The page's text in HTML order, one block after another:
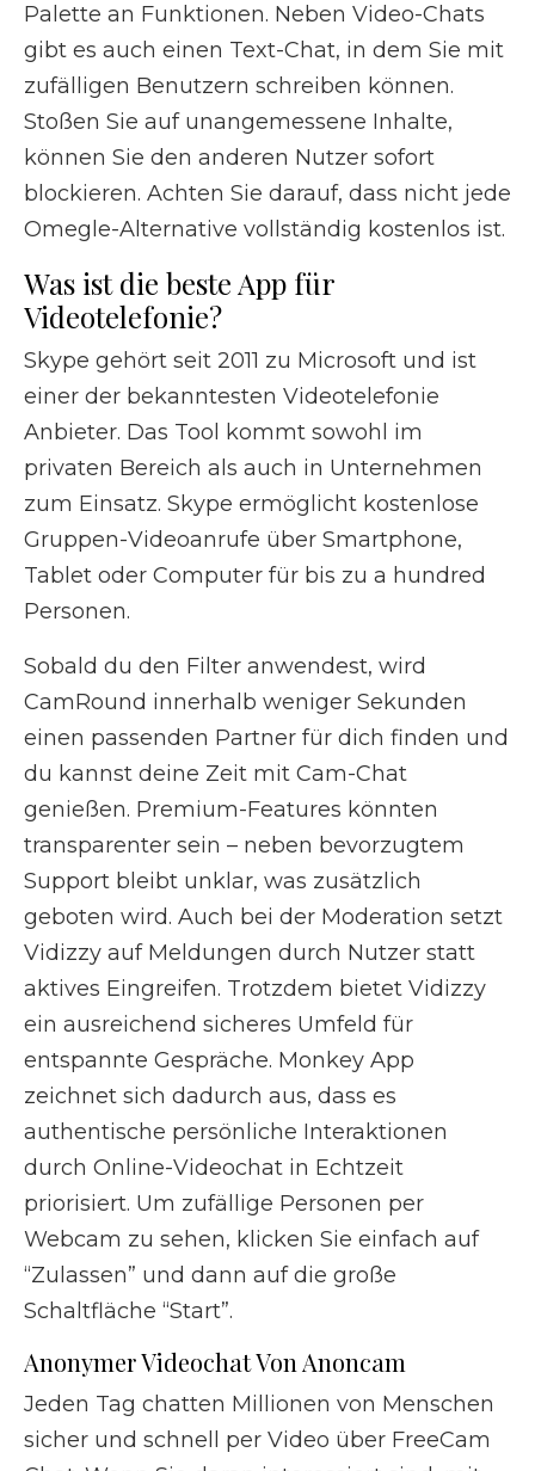
Palette an Funktionen. Neben Video-Chats
gibt es auch einen Text-Chat, in dem Sie mit
zufälligen Benutzern schreiben können.
Stoßen Sie auf unangemessene Inhalte,
können Sie den anderen Nutzer sofort
blockieren. Achten Sie darauf, dass nicht jede
Omegle-Alternative vollständig kostenlos ist.
Was ist die beste App für
Videotelefonie?
Skype gehört seit 2011 zu Microsoft und ist
einer der bekanntesten Videotelefonie
Anbieter. Das Tool kommt sowohl im
privaten Bereich als auch in Unternehmen
zum Einsatz. Skype ermöglicht kostenlose
Gruppen-Videoanrufe über Smartphone,
Tablet oder Computer für bis zu a hundred
Personen.
Sobald du den Filter anwendest, wird
CamRound innerhalb weniger Sekunden
einen passenden Partner für dich finden und
du kannst deine Zeit mit Cam-Chat
genießen. Premium-Features könnten
transparenter sein – neben bevorzugtem
Support bleibt unklar, was zusätzlich
geboten wird. Auch bei der Moderation setzt
Vidizzy auf Meldungen durch Nutzer statt
aktives Eingreifen. Trotzdem bietet Vidizzy
ein ausreichend sicheres Umfeld für
entspannte Gespräche. Monkey App
zeichnet sich dadurch aus, dass es
authentische persönliche Interaktionen
durch Online-Videochat in Echtzeit
priorisiert. Um zufällige Personen per
Webcam zu sehen, klicken Sie einfach auf
“Zulassen” und dann auf die große
Schaltfläche “Start”.
Anonymer Videochat Von Anoncam
Jeden Tag chatten Millionen von Menschen
sicher und schnell per Video über FreeCam